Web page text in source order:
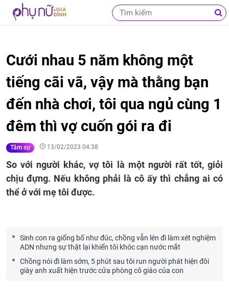
Cưới nhau 5 năm không một
tiếng cãi vã, vậy mà thằng bạn
đến nhà chơi, tôi qua ngủ cùng 1
đêm thì vợ cuốn gói ra đi
Tâm sự 13/02/2023 04:38
So với người khác, vợ tôi là một người rất tốt, giỏi
chịu đựng. Nếu không phải là cô ấy thì chẳng ai có
thể ở với mẹ tôi được.
Sinh con ra giống bố như đúc, chồng vẫn lén đi làm xét nghiệm
ADN nhưng sự thật lại khiến tôi khóc cạn nước mắt
Chồng nói đi làm sớm, 5 phút sau tôi run người phát hiện đôi
giày anh xuất hiện trước cửa phòng cô giáo của con